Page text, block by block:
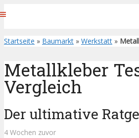
Startseite » Baumarkt » Werkstatt »
Metallkleber
Vergleich
Der ultimative
4 Wochen zuvor